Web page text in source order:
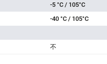
-5 °C / 105°C
-40 °C / 105°C
不